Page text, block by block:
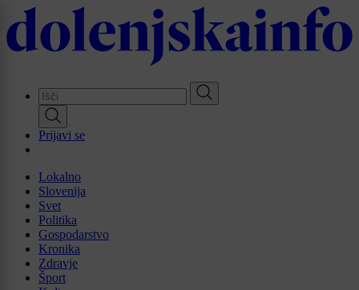
Skip
to
main
Prijavi se
Lokalno
Slovenija
Svet
Politika
Gospodarstvo
Kronika
Zdravje
Šport